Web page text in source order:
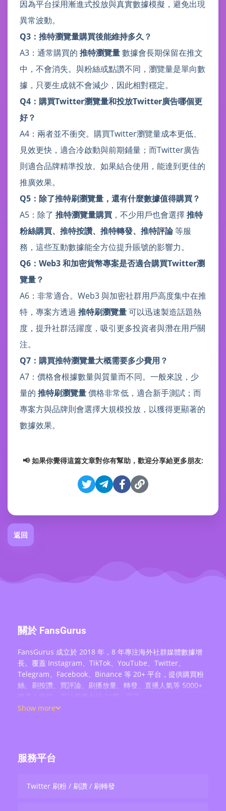
因為平台採用漸進式投放與真實數據模擬，避免出現
異常波動。
Q3：推特瀏覽量購買後能維持多久？
A3：通常購買的 推特瀏覽量數據會長期保留在推文
中，不會消失。與粉絲或點讚不同，瀏覽量是單向數
據，只要生成就不會減少，因此相對穩定。
Q4：購買Twitter瀏覽量和投放Twitter廣告哪個更
好？
A4：兩者並不衝突。購買Twitter瀏覽量成本更低、
見效更快，適合冷啟動與前期鋪量；而Twitter廣告
則適合品牌精準投放。如果結合使用，能達到更佳的
推廣效果。
Q5：除了推特刷瀏覽量，還有什麼數據值得購買？
A5：除了 推特瀏覽量購買 ，不少用戶也會選擇推特
粉絲購買、推特按讚、推特轉發、推特評論等服
務，這些互動數據能全方位提升賬號的影響力。
Q6：Web3 和加密貨幣專案是否適合購買Twitter瀏
覽量？
A6：非常適合。Web3 與加密社群用戶高度集中在推
特，專案方透過 推特刷瀏覽量可以迅速製造話題熱
度，提升社群活躍度，吸引更多投資者與潛在用戶關
注。
Q7：購買推特瀏覽量大概需要多少費用？
A7：價格會根據數量與質量而不同。一般來說，少
量的 推特刷瀏覽量價格非常低，適合新手測試；而
專案方與品牌則會選擇大規模投放，以獲得更顯著的
數據效果。
📢 如果你覺得這篇文章對你有幫助，歡迎分享給更多朋友:
返回
關於 FansGurus
FansGurus 成立於 2018 年，8 年專注海外社群媒體數據增
長。覆蓋 Instagram、TikTok、YouTube、Twitter、
Telegram、Facebook、Binance 等 20+ 平台，提供購買粉
絲、刷按讚、買評論、刷播放量、轉發、直播人氣等 5000+
種真人服務，累計服務全球 20萬+ 用戶。
Show more
服務平台
Twitter 刷粉 / 刷讚 / 刷轉發